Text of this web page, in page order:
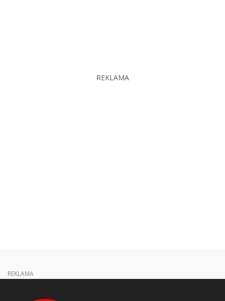
REKLAMA
REKLAMA